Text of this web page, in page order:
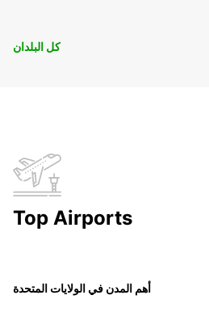
كل البلدان
Top Airports
أهم المدن في الولايات المتحدة